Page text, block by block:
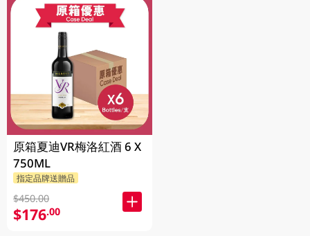
原箱夏迪VR梅洛紅酒 6 X
750ML
指定品牌送贈品
$450.00
$176.00